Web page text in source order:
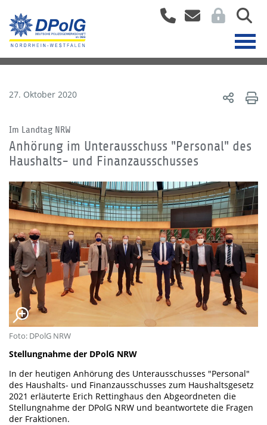
27. Oktober 2020
Im Landtag NRW
Anhörung im Unterausschuss "Personal" des
Haushalts- und Finanzausschusses
Foto: DPolG NRW
Stellungnahme der DPolG NRW
In der heutigen Anhörung des Unterausschusses "Personal"
des Haushalts- und Finanzausschusses zum Haushaltsgesetz
2021 erläuterte Erich Rettinghaus den Abgeordneten die
Stellungnahme der DPolG NRW und beantwortete die Fragen
der Fraktionen.